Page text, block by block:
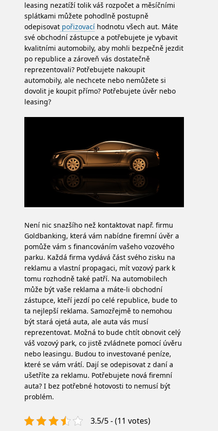
leasing nezatíží tolik váš rozpočet a měsíčními
splátkami můžete pohodlně postupně
odepisovat pořizovací hodnotu všech aut. Máte
své obchodní zástupce a potřebujete je vybavit
kvalitními automobily, aby mohli bezpečně jezdit
po republice a zároveň vás dostatečně
reprezentovali? Potřebujete nakoupit
automobily, ale nechcete nebo nemůžete si
dovolit je koupit přímo? Potřebujete úvěr nebo
leasing?
Není nic snazšího než kontaktovat např. firmu
Goldbanking, která vám nabídne firemní úvěr a
pomůže vám s financováním vašeho vozového
parku. Každá firma vydává část svého zisku na
reklamu a vlastní propagaci, mít vozový park k
tomu rozhodně také patří. Na automobilech
může být vaše reklama a máte-li obchodní
zástupce, kteří jezdí po celé republice, bude to
ta nejlepší reklama. Samozřejmě to nemohou
být stará ojetá auta, ale auta vás musí
reprezentovat. Možná to bude chtít obnovit celý
váš vozový park, co jistě zvládnete pomocí úvěru
nebo leasingu. Budou to investované peníze,
které se vám vrátí. Dají se odepisovat z daní a
ušetříte za reklamu. Potřebujete nová firemní
auta? I bez potřebné hotovosti to nemusí být
problém.
3.5/5 - (11 votes)